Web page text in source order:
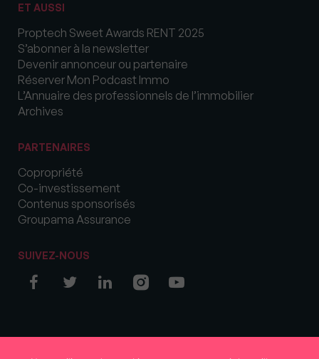
ET AUSSI
Proptech Sweet Awards RENT 2025
S’abonner à la newsletter
Devenir annonceur ou partenaire
Réserver Mon Podcast Immo
L’Annuaire des professionnels de l’immobilier
Archives
PARTENAIRES
Copropriété
Co-investissement
Contenus sponsorisés
Groupama Assurance
SUIVEZ-NOUS